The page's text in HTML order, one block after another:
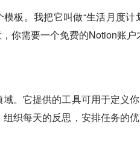
板。我把它叫做“生活月度计
你需要一个免费的Notion账户
。它提供的工具可用于定义
织每天的反思，安排任务的